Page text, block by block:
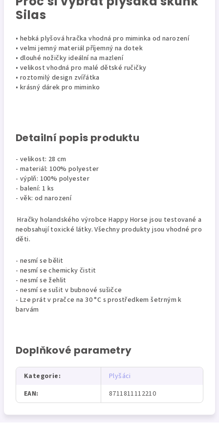
Silas
• hebká plyšová hračka vhodná pro miminka od narození
• velmi jemný materiál příjemný na dotek
• dlouhé nožičky ideální na mazlení
• velikost vhodná pro malé dětské ručičky
• roztomilý design zvířátka
• krásný dárek pro miminko
Detailní popis produktu
- velikost: 28 cm
- materiál: 100% polyester
- výplň: 100% polyester
- balení: 1 ks
- věk: od narození
Hračky holandského výrobce Happy Horse jsou testované a
neobsahují toxické látky. Všechny produkty jsou vhodné pro
děti.
- nesmí se bělit
- nesmí se chemicky čistit
- nesmí se žehlit
- nesmí se sušit v bubnové sušičce
- Lze prát v pračce na 30 °C s prostředkem šetrným k
barvám
Doplňkové parametry
Kategorie:
Plyšáci
EAN: 8711811112210